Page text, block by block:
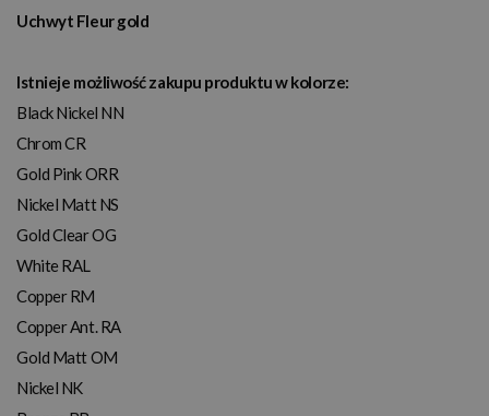
Uchwyt Fleur gold
Istnieje możliwość zakupu produktu w kolorze:
Black Nickel NN
Chrom CR
Gold Pink ORR
Nickel Matt NS
Gold Clear OG
White RAL
Copper RM
Copper Ant. RA
Gold Matt OM
Nickel NK